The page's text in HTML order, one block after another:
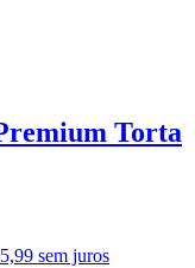
Torta
sem juros